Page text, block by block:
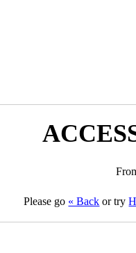
Please go « Back or try